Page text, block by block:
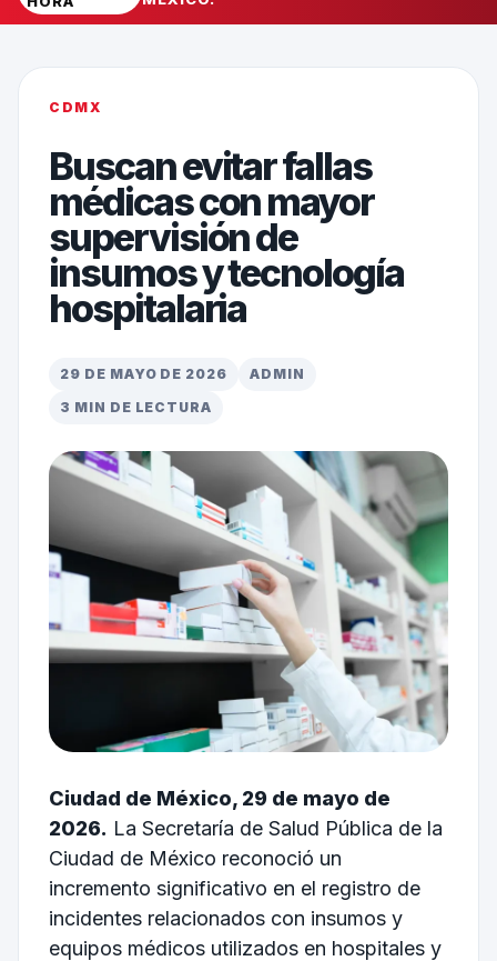
CDMX
Buscan evitar fallas
médicas con mayor
supervisión de
insumos y tecnología
hospitalaria
29 DE MAYO DE 2026
ADMIN
3 MIN DE LECTURA
Ciudad de México, 29 de mayo de
2026. La Secretaría de Salud Pública de la
Ciudad de México reconoció un
incremento significativo en el registro de
incidentes relacionados con insumos y
equipos médicos utilizados en hospitales y